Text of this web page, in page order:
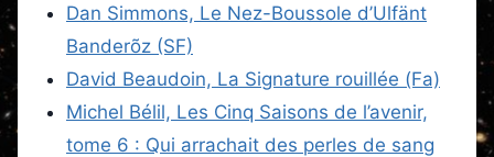
Dan Simmons, Le Nez-Boussole d’Ulfänt
Banderõz (SF)
David Beaudoin, La Signature rouillée (Fa)
Michel Bélil, Les Cinq Saisons de l’avenir,
tome 6 : Qui arrachait des perles de sang